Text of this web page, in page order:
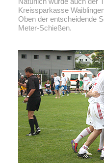
Kreissparkasse
Oben der entscheidende
Meter-Schießen.